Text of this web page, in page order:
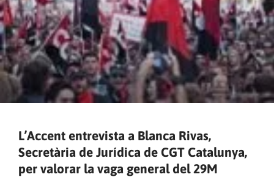
L’Accent entrevista a Blanca Rivas,
Secretària de Jurídica de CGT Catalunya,
per valorar la vaga general del 29M